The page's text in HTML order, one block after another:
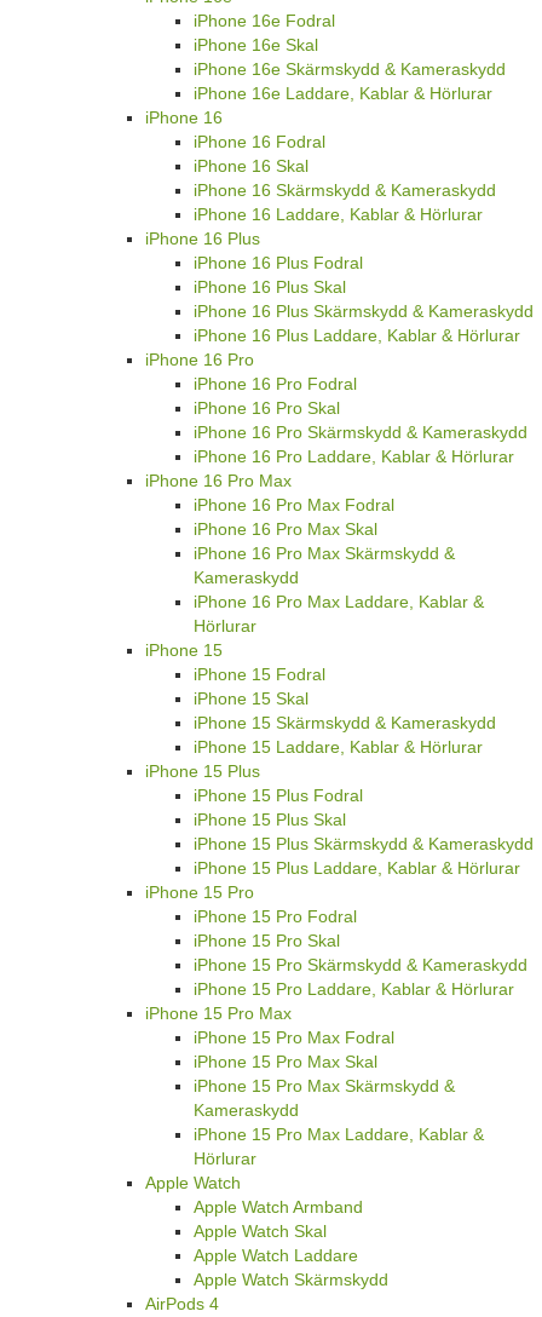
iPhone 16e Fodral
iPhone 16e Skal
iPhone 16e Skärmskydd & Kameraskydd
iPhone 16e Laddare, Kablar & Hörlurar
iPhone 16
iPhone 16 Fodral
iPhone 16 Skal
iPhone 16 Skärmskydd & Kameraskydd
iPhone 16 Laddare, Kablar & Hörlurar
iPhone 16 Plus
iPhone 16 Plus Fodral
iPhone 16 Plus Skal
iPhone 16 Plus Skärmskydd & Kameraskydd
iPhone 16 Plus Laddare, Kablar & Hörlurar
iPhone 16 Pro
iPhone 16 Pro Fodral
iPhone 16 Pro Skal
iPhone 16 Pro Skärmskydd & Kameraskydd
iPhone 16 Pro Laddare, Kablar & Hörlurar
iPhone 16 Pro Max
iPhone 16 Pro Max Fodral
iPhone 16 Pro Max Skal
iPhone 16 Pro Max Skärmskydd &
Kameraskydd
iPhone 16 Pro Max Laddare, Kablar &
Hörlurar
iPhone 15
iPhone 15 Fodral
iPhone 15 Skal
iPhone 15 Skärmskydd & Kameraskydd
iPhone 15 Laddare, Kablar & Hörlurar
iPhone 15 Plus
iPhone 15 Plus Fodral
iPhone 15 Plus Skal
iPhone 15 Plus Skärmskydd & Kameraskydd
iPhone 15 Plus Laddare, Kablar & Hörlurar
iPhone 15 Pro
iPhone 15 Pro Fodral
iPhone 15 Pro Skal
iPhone 15 Pro Skärmskydd & Kameraskydd
iPhone 15 Pro Laddare, Kablar & Hörlurar
iPhone 15 Pro Max
iPhone 15 Pro Max Fodral
iPhone 15 Pro Max Skal
iPhone 15 Pro Max Skärmskydd &
Kameraskydd
iPhone 15 Pro Max Laddare, Kablar &
Hörlurar
Apple Watch
Apple Watch Armband
Apple Watch Skal
Apple Watch Laddare
Apple Watch Skärmskydd
AirPods 4